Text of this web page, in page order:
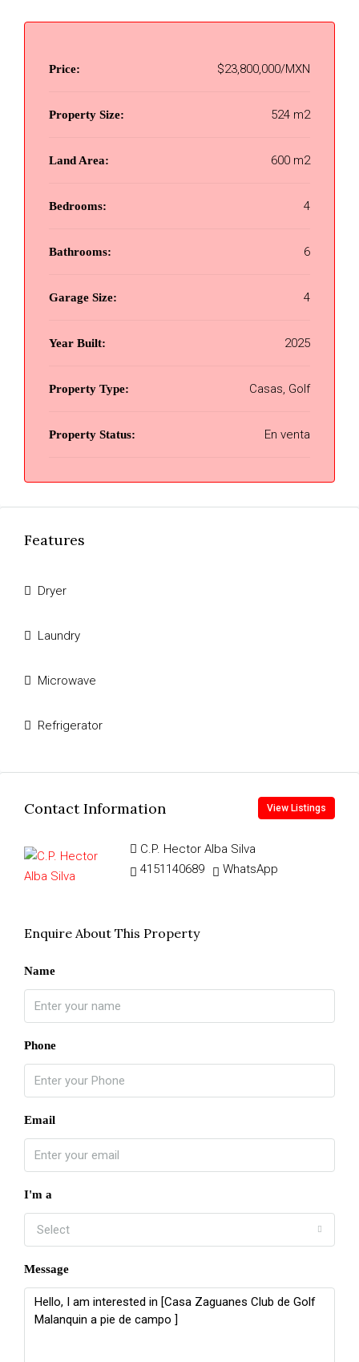
Price: $23,800,000/MXN
Property Size: 524 m2
Land Area: 600 m2
Bedrooms: 4
Bathrooms: 6
Garage Size: 4
Year Built: 2025
Property Type: Casas, Golf
Property Status: En venta
Features
Dryer
Laundry
Microwave
Refrigerator
Contact Information View Listings
C.P. Hector Alba Silva
4151140689
WhatsApp
Enquire About This Property
Name
Phone
Email
I'm a
Select
Message